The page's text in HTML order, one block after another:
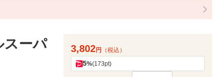
スーパ
3,802円 （税込）
5%(173pt)